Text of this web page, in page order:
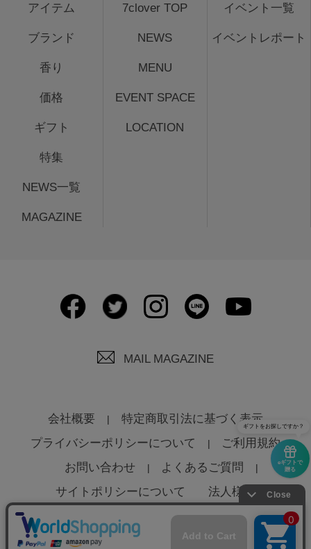
アイテム
ブランド
香り
価格
ギフト
特集
NEWS一覧
MAGAZINE
7clover TOP
NEWS
MENU
EVENT SPACE
LOCATION
イベント一覧
イベントレポート
MAIL MAGAZINE
会社概要
特定商取引法に基づく表示
プライバシーポリシーについて
ご利用規約
お問い合わせ
よくあるご質問
サイトポリシーについて
法人様へ
eギフトで
贈る
ギフトをお探しですか？